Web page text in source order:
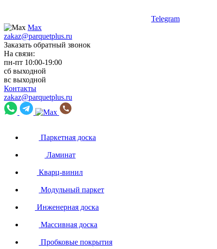
Telegram
Max
zakaz@parquetplus.ru
Заказать обратный звонок
На связи:
пн-пт 10:00-19:00
сб выходной
вс выходной
Контакты
zakaz@parquetplus.ru
Паркетная доска
Ламинат
Кварц-винил
Модульный паркет
Инженерная доска
Массивная доска
Пробковые покрытия